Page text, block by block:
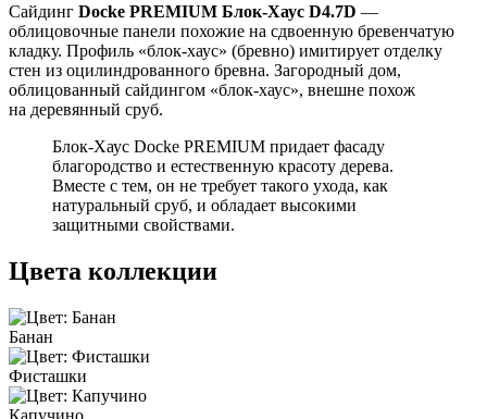
Сайдинг Docke PREMIUM Блок-Хаус D4.7D —
облицовочные панели похожие на сдвоенную бревенчатую
кладку. Профиль «блок-хаус» (бревно) имитирует отделку
стен из оцилиндрованного бревна. Загородный дом,
облицованный сайдингом «блок-хаус», внешне похож
на деревянный сруб.
Блок-Хаус Docke PREMIUM придает фасаду
благородство и естественную красоту дерева.
Вместе с тем, он не требует такого ухода, как
натуральный сруб, и обладает высокими
защитными свойствами.
Цвета коллекции
Банан
Фисташки
Капучино